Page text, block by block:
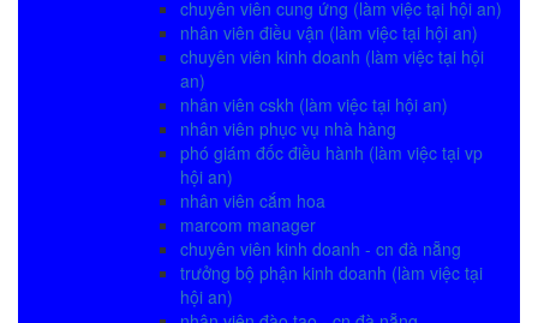
chuyên viên cung ứng (làm việc tại hội an)
nhân viên điều vận (làm việc tại hội an)
chuyên viên kinh doanh (làm việc tại hội
an)
nhân viên cskh (làm việc tại hội an)
nhân viên phục vụ nhà hàng
phó giám đốc điều hành (làm việc tại vp
hội an)
nhân viên cắm hoa
marcom manager
chuyên viên kinh doanh - cn đà nẵng
trưởng bộ phận kinh doanh (làm việc tại
hội an)